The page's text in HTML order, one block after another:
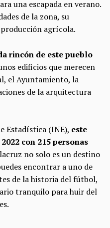
una escapada en verano.
de la zona, su
agrícola.
rincón de este pueblo
edificios que merecen
el Ayuntamiento, la
de la arquitectura
Estadística (INE), este
con 215 personas
no solo es un destino
encontrar a uno de
de la historia del fútbol,
tranquilo para huir del